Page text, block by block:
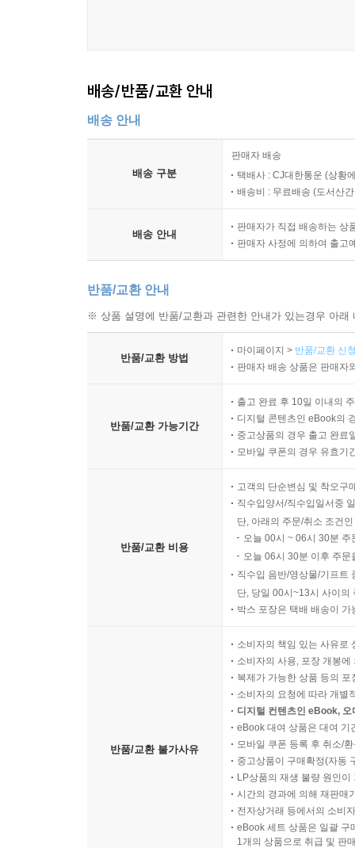
배송/반품/교환 안내
배송 안내
배송 구분
판매자 배송
택배사 : CJ대한통운 (상황
배송비 : 무료배송 (도서산
배송 안내
판매자가 직접 배송하는 상
판매자 사정에 의하여 출고
반품/교환 안내
※ 상품 설명에 반품/교환과 관련한 안내가 있는경우 아
반품/교환 방법
마이페이지 > 반품/교환 신
판매자 배송 상품은 판매자
반품/교환 가능기간
출고 완료 후 10일 이내의
디지털 콘텐츠인 eBook의
중고상품의 경우 출고 완료
모바일 쿠폰의 경우 유효기
반품/교환 비용
고객의 단순변심 및 착오구
직수입양서/직수입일서중
단, 아래의 주문/취소 조건
오늘 00시 ~ 06시 30분
오늘 06시 30분 이후 주
직수입 음반/영상물/기프트
단, 당일 00시~13시 사이의
박스 포장은 택배 배송이
반품/교환 불가사유
소비자의 책임 있는 사유로
소비자의 사용, 포장 개봉
복제가 가능한 상품 등의
소비자의 요청에 따라 개별
디지털 컨텐츠인 eBook,
eBook 대여 상품은 대여 기
모바일 쿠폰 등록 후 취소/
중고상품이 구매확정(자동
LP상품의 재생 불량 원인
시간의 경과에 의해 재판매
전자상거래 등에서의 소비
eBook 세트 상품은 일괄 구
1개의 상품으로 취급 및 판